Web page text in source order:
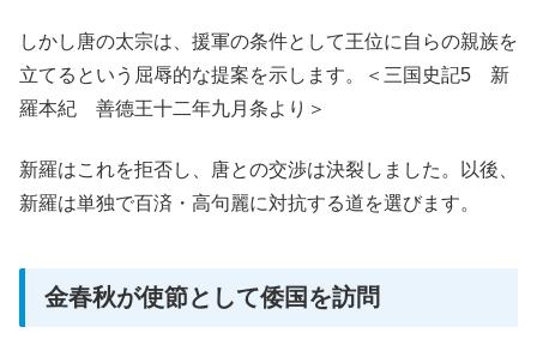
しかし唐の太宗は、援軍の条件として王位に自らの親族を
立てるという屈辱的な提案を示します。＜三国史記5 新
羅本紀 善德王十二年九月条より＞
新羅はこれを拒否し、唐との交渉は決裂しました。以後、
新羅は単独で百済・高句麗に対抗する道を選びます。
金春秋が使節として倭国を訪問